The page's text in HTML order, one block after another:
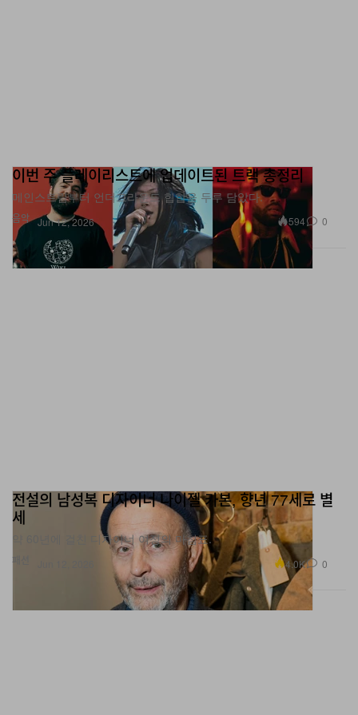
음악
이번 주 플레이리스트에 업데이트된 트랙 총정리
메인스트림부터 언더그라운드 힙합을 두루 담았다.
Jun 12, 2026 594 0
패션
전설의 남성복 디자이너 나이젤 카본, 향년 77세로 별
세
약 60년에 걸친 디자이너 여정의 마침표.
4.0K 0